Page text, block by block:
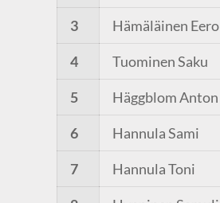
3 Hämäläinen Eero
4 Tuominen Saku
5 Häggblom Anton
6 Hannula Sami
7 Hannula Toni